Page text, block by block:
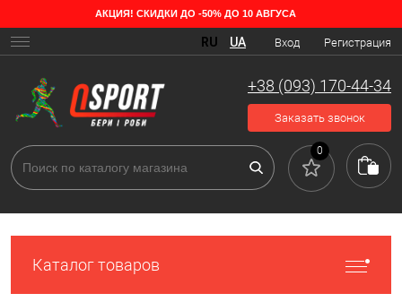
АКЦИЯ! СКИДКИ ДО -50% ДО 10 АВГУСА
Вход Регистрация
RU UA
+38 (093) 170-44-34
Заказать звонок
0
Каталог товаров